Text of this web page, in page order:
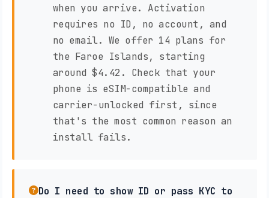
when you arrive. Activation
requires no ID, no account, and
no email. We offer 14 plans for
the Faroe Islands, starting
around $4.42. Check that your
phone is eSIM-compatible and
carrier-unlocked first, since
that's the most common reason an
install fails.
Do I need to show ID or pass KYC to